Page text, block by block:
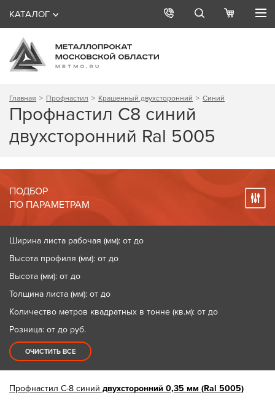
КАТАЛОГ
Главная Профнастил Крашенный двухсторонний Синий
Профнастил С8 синий
двухсторонний Ral 5005
ПОДБОР
ПО ПАРАМЕТРАМ
Ширина листа рабочая (мм): от до
Высота профиля (мм): от до
Высота (мм): от до
Толщина листа (мм): от до
Количество метров квадратных в тонне (кв.м): от до
Розница: от до руб.
ОЧИСТИТЬ ВСЕ
Профнастил С-8 синий двухсторонний 0,35 мм (Ral 5005)